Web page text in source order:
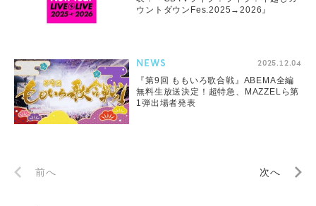
ウントダウンFes.2025→2026』
NEWS 2025.12.04
『第9回 ももいろ歌合戦』ABEMA全編
無料生放送決定！超特急、MAZZELら第
1弾出場者発表
前へ 次へ